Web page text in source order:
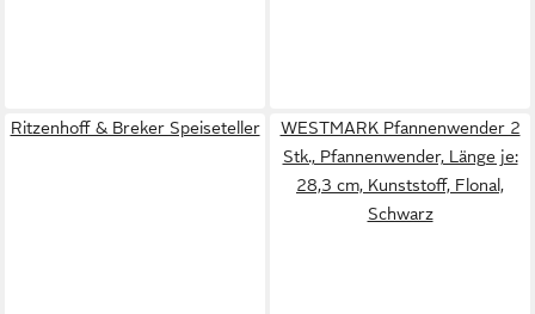
Ritzenhoff & Breker Speiseteller
WESTMARK Pfannenwender 2
Stk., Pfannenwender, Länge je:
28,3 cm, Kunststoff, Flonal,
Schwarz